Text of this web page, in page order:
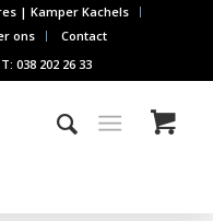
| Kamper Kachels
ons
Contact
038 202 26 33